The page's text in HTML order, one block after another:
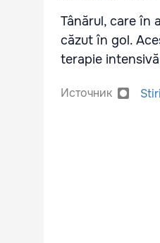
Tânărul, care în
căzut în gol.
terapie
Источник